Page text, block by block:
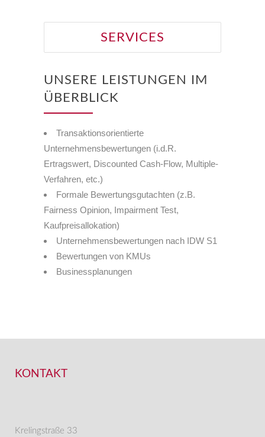
SERVICES
UNSERE LEISTUNGEN IM
ÜBERBLICK
Transaktionsorientierte
Unternehmensbewertungen (i.d.R.
Ertragswert, Discounted Cash-Flow, Multiple-
Verfahren, etc.)
Formale Bewertungsgutachten (z.B.
Fairness Opinion, Impairment Test,
Kaufpreisallokation)
Unternehmensbewertungen nach IDW S1
Bewertungen von KMUs
Businessplanungen
KONTAKT
Krelingstraße 33